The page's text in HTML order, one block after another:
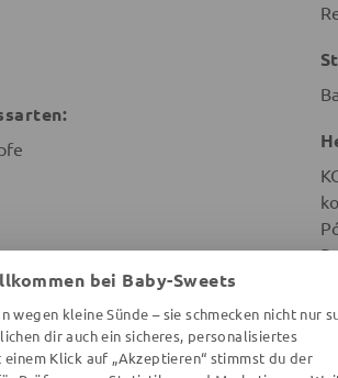
bei Baby-Sweets
wegen kleine Sünde – sie schmecken nicht nur
dir auch ein sicheres, personalisiertes
Klick auf „Akzeptieren“ stimmst du der